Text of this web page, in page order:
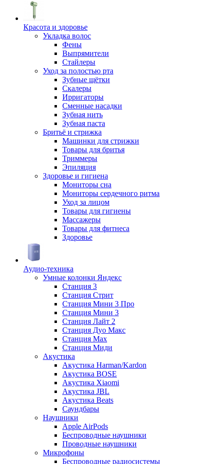
Красота и здоровье
Укладка волос
Фены
Выпрямители
Стайлеры
Уход за полостью рта
Зубные щётки
Скалеры
Ирригаторы
Сменные насадки
Зубная нить
Зубная паста
Бритьё и стрижка
Машинки для стрижки
Товары для бритья
Триммеры
Эпиляция
Здоровье и гигиена
Мониторы сна
Мониторы сердечного ритма
Уход за лицом
Товары для гигиены
Массажеры
Товары для фитнеса
Здоровье
Аудио-техника
Умные колонки Яндекс
Станция 3
Станция Стрит
Станция Мини 3 Про
Станция Мини 3
Станция Лайт 2
Станция Дуо Макс
Станция Max
Станция Миди
Акустика
Акустика Harman/Kardon
Акустика BOSE
Акустика Xiaomi
Акустика JBL
Акустика Beats
Саундбары
Наушники
Apple AirPods
Беспроводные наушники
Проводные наушники
Микрофоны
Беспроводные радиосистемы